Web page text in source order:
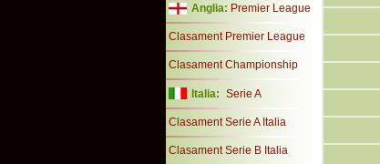
Anglia: Premier League
Clasament Premier League
Clasament Championship
Italia: Serie A
Clasament Serie A Italia
Clasament Serie B Italia